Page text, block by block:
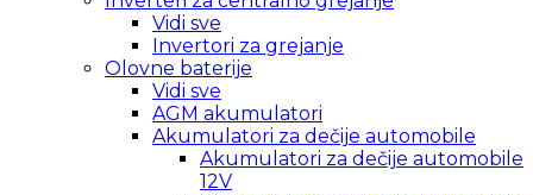
Vidi sve
Invertori za grejanje
Olovne baterije
Vidi sve
AGM akumulatori
Akumulatori za dečije automobile
Akumulatori za dečije automobile
12V